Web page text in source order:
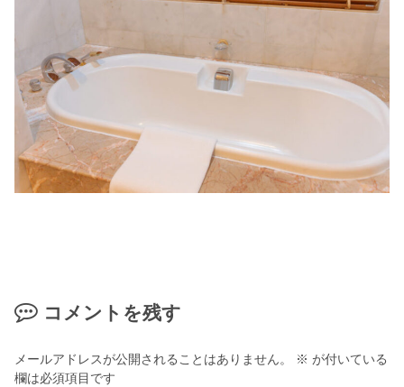
コメントを残す
メールアドレスが公開されることはありません。 ※ が付いている
欄は必須項目です